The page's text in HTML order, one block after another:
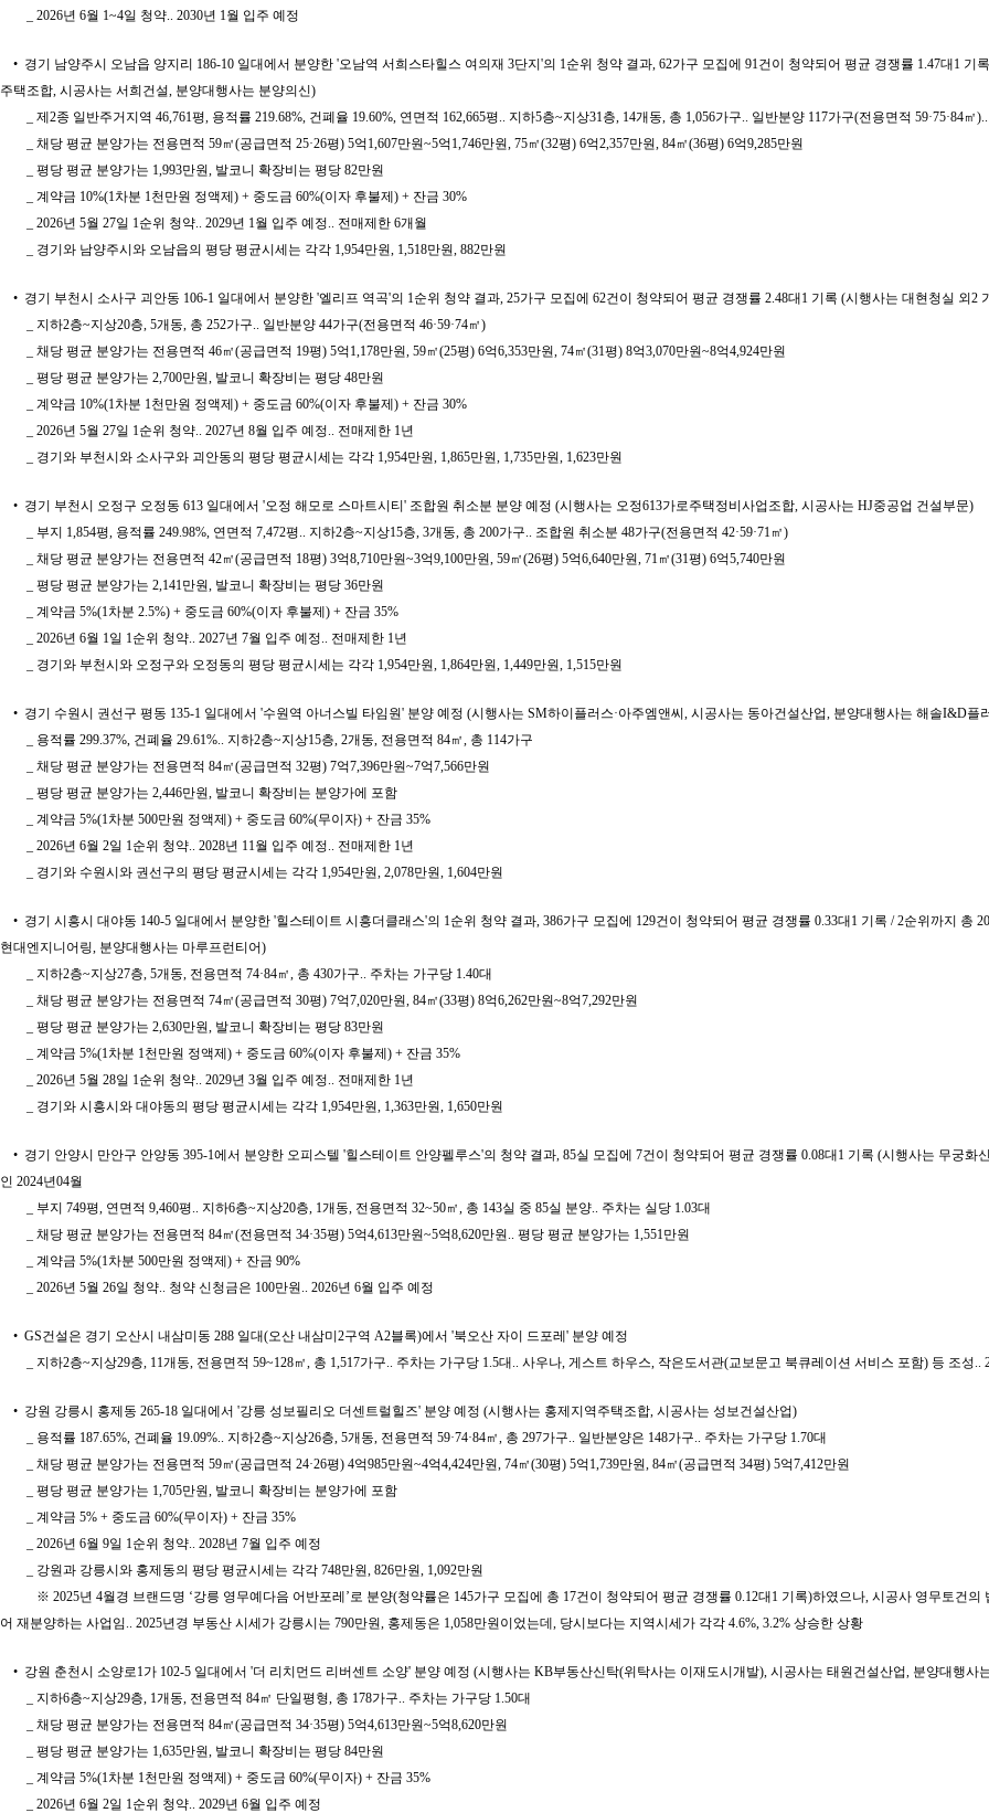
_ 2026년 6월 1~4일 청약.. 2030년 1월 입주 예정
• 경기 남양주시 오남읍 양지리 186-10 일대에서 분양한 '오남역 서희스타힐스 여의재 3단지'의 1순위 청약 결과, 62가구 모집에 91건이 청약되어 평균 경쟁률 1.47대1 기
주택조합, 시공사는 서희건설, 분양대행사는 분양의신)
_ 제2종 일반주거지역 46,761평, 용적률 219.68%, 건폐율 19.60%, 연면적 162,665평.. 지하5층~지상31층, 14개동, 총 1,056가구.. 일반분양 117가구(전용면적 59·75·84㎡
_ 채당 평균 분양가는 전용면적 59㎡(공급면적 25·26평) 5억1,607만원~5억1,746만원, 75㎡(32평) 6억2,357만원, 84㎡(36평) 6억9,285만원
_ 평당 평균 분양가는 1,993만원, 발코니 확장비는 평당 82만원
_ 계약금 10%(1차분 1천만원 정액제) + 중도금 60%(이자 후불제) + 잔금 30%
_ 2026년 5월 27일 1순위 청약.. 2029년 1월 입주 예정.. 전매제한 6개월
_ 경기와 남양주시와 오남읍의 평당 평균시세는 각각 1,954만원, 1,518만원, 882만원
• 경기 부천시 소사구 괴안동 106-1 일대에서 분양한 '엘리프 역곡'의 1순위 청약 결과, 25가구 모집에 62건이 청약되어 평균 경쟁률 2.48대1 기록 (시행사는 대현청실 외
_ 지하2층~지상20층, 5개동, 총 252가구.. 일반분양 44가구(전용면적 46·59·74㎡)
_ 채당 평균 분양가는 전용면적 46㎡(공급면적 19평) 5억1,178만원, 59㎡(25평) 6억6,353만원, 74㎡(31평) 8억3,070만원~8억4,924만원
_ 평당 평균 분양가는 2,700만원, 발코니 확장비는 평당 48만원
_ 계약금 10%(1차분 1천만원 정액제) + 중도금 60%(이자 후불제) + 잔금 30%
_ 2026년 5월 27일 1순위 청약.. 2027년 8월 입주 예정.. 전매제한 1년
_ 경기와 부천시와 소사구와 괴안동의 평당 평균시세는 각각 1,954만원, 1,865만원, 1,735만원, 1,623만원
• 경기 부천시 오정구 오정동 613 일대에서 '오정 해모로 스마트시티' 조합원 취소분 분양 예정 (시행사는 오정613가로주택정비사업조합, 시공사는 HJ중공업 건설부문)
_ 부지 1,854평, 용적률 249.98%, 연면적 7,472평.. 지하2층~지상15층, 3개동, 총 200가구.. 조합원 취소분 48가구(전용면적 42·59·71㎡)
_ 채당 평균 분양가는 전용면적 42㎡(공급면적 18평) 3억8,710만원~3억9,100만원, 59㎡(26평) 5억6,640만원, 71㎡(31평) 6억5,740만원
_ 평당 평균 분양가는 2,141만원, 발코니 확장비는 평당 36만원
_ 계약금 5%(1차분 2.5%) + 중도금 60%(이자 후불제) + 잔금 35%
_ 2026년 6월 1일 1순위 청약.. 2027년 7월 입주 예정.. 전매제한 1년
_ 경기와 부천시와 오정구와 오정동의 평당 평균시세는 각각 1,954만원, 1,864만원, 1,449만원, 1,515만원
• 경기 수원시 권선구 평동 135-1 일대에서 '수원역 아너스빌 타임원' 분양 예정 (시행사는 SM하이플러스·아주엠앤씨, 시공사는 동아건설산업, 분양대행사는 해솔I&D플
_ 용적률 299.37%, 건폐율 29.61%.. 지하2층~지상15층, 2개동, 전용면적 84㎡, 총 114가구
_ 채당 평균 분양가는 전용면적 84㎡(공급면적 32평) 7억7,396만원~7억7,566만원
_ 평당 평균 분양가는 2,446만원, 발코니 확장비는 분양가에 포함
_ 계약금 5%(1차분 500만원 정액제) + 중도금 60%(무이자) + 잔금 35%
_ 2026년 6월 2일 1순위 청약.. 2028년 11월 입주 예정.. 전매제한 1년
_ 경기와 수원시와 권선구의 평당 평균시세는 각각 1,954만원, 2,078만원, 1,604만원
• 경기 시흥시 대야동 140-5 일대에서 분양한 '힐스테이트 시흥더클래스'의 1순위 청약 결과, 386가구 모집에 129건이 청약되어 평균 경쟁률 0.33대1 기록 / 2순위까지 총
현대엔지니어링, 분양대행사는 마루프런티어)
_ 지하2층~지상27층, 5개동, 전용면적 74·84㎡, 총 430가구.. 주차는 가구당 1.40대
_ 채당 평균 분양가는 전용면적 74㎡(공급면적 30평) 7억7,020만원, 84㎡(33평) 8억6,262만원~8억7,292만원
_ 평당 평균 분양가는 2,630만원, 발코니 확장비는 평당 83만원
_ 계약금 5%(1차분 1천만원 정액제) + 중도금 60%(이자 후불제) + 잔금 35%
_ 2026년 5월 28일 1순위 청약.. 2029년 3월 입주 예정.. 전매제한 1년
_ 경기와 시흥시와 대야동의 평당 평균시세는 각각 1,954만원, 1,363만원, 1,650만원
• 경기 안양시 만안구 안양동 395-1에서 분양한 오피스텔 '힐스테이트 안양펠루스'의 청약 결과, 85실 모집에 7건이 청약되어 평균 경쟁률 0.08대1 기록 (시행사는 무궁
인 2024년04월
_ 부지 749평, 연면적 9,460평.. 지하6층~지상20층, 1개동, 전용면적 32~50㎡, 총 143실 중 85실 분양.. 주차는 실당 1.03대
_ 채당 평균 분양가는 전용면적 84㎡(전용면적 34·35평) 5억4,613만원~5억8,620만원.. 평당 평균 분양가는 1,551만원
_ 계약금 5%(1차분 500만원 정액제) + 잔금 90%
_ 2026년 5월 26일 청약.. 청약 신청금은 100만원.. 2026년 6월 입주 예정
• GS건설은 경기 오산시 내삼미동 288 일대(오산 내삼미2구역 A2블록)에서 '북오산 자이 드포레' 분양 예정
_ 지하2층~지상29층, 11개동, 전용면적 59~128㎡, 총 1,517가구.. 주차는 가구당 1.5대.. 사우나, 게스트 하우스, 작은도서관(교보문고 북큐레이션 서비스 포함) 등 조성..
• 강원 강릉시 홍제동 265-18 일대에서 '강릉 성보필리오 더센트럴힐즈' 분양 예정 (시행사는 홍제지역주택조합, 시공사는 성보건설산업)
_ 용적률 187.65%, 건폐율 19.09%.. 지하2층~지상26층, 5개동, 전용면적 59·74·84㎡, 총 297가구.. 일반분양은 148가구.. 주차는 가구당 1.70대
_ 채당 평균 분양가는 전용면적 59㎡(공급면적 24·26평) 4억985만원~4억4,424만원, 74㎡(30평) 5억1,739만원, 84㎡(공급면적 34평) 5억7,412만원
_ 평당 평균 분양가는 1,705만원, 발코니 확장비는 분양가에 포함
_ 계약금 5% + 중도금 60%(무이자) + 잔금 35%
_ 2026년 6월 9일 1순위 청약.. 2028년 7월 입주 예정
_ 강원과 강릉시와 홍제동의 평당 평균시세는 각각 748만원, 826만원, 1,092만원
※ 2025년 4월경 브랜드명 ‘강릉 영무예다음 어반포레’로 분양(청약률은 145가구 모집에 총 17건이 청약되어 평균 경쟁률 0.12대1 기록)하였으나, 시공사 영무토건
어 재분양하는 사업임.. 2025년경 부동산 시세가 강릉시는 790만원, 홍제동은 1,058만원이었는데, 당시보다는 지역시세가 각각 4.6%, 3.2% 상승한 상황
• 강원 춘천시 소양로1가 102-5 일대에서 '더 리치먼드 리버센트 소양' 분양 예정 (시행사는 KB부동산신탁(위탁사는 이재도시개발), 시공사는 태원건설산업, 분양대행사
_ 지하6층~지상29층, 1개동, 전용면적 84㎡ 단일평형, 총 178가구.. 주차는 가구당 1.50대
_ 채당 평균 분양가는 전용면적 84㎡(공급면적 34·35평) 5억4,613만원~5억8,620만원
_ 평당 평균 분양가는 1,635만원, 발코니 확장비는 평당 84만원
_ 계약금 5%(1차분 1천만원 정액제) + 중도금 60%(무이자) + 잔금 35%
_ 2026년 6월 2일 1순위 청약.. 2029년 6월 입주 예정